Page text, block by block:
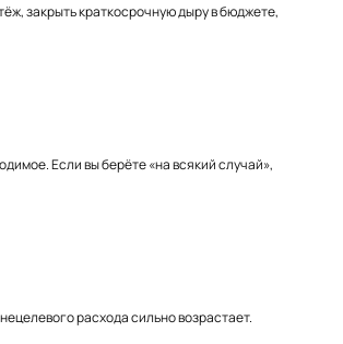
закрыть краткосрочную дыру в бюджете,
Если вы берёте «на всякий случай»,
расхода сильно возрастает.